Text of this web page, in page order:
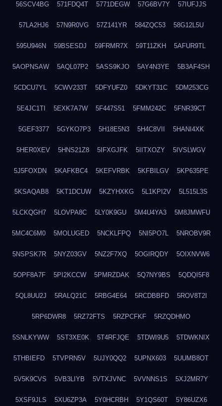
56SCV4BG 571FDQ4T 5771DEGW 57G6BV7Y 57IUFJJS
57LA2HJ6 57N9R0VG 57Z141YR 584ZQC53 58G12L5U
595U946N 59BSESDJ 59FRMR7X 59T11ZKH 5AFUR9TL
5AOPNSAW 5AQL07P2 5ASS9KJO 5AY4N3YE 5B3AF4SH
5CDCU7YL 5CWV233T 5DFYUFZ0 5DKYT31C 5DM253CG
5E4JC1TI 5EXK7A7W 5F447S51 5FMM242C 5FNR39CT
5GEF3377 5GYKO7P3 5H18E5N3 5H4C8VII 5HANI4XK
5HER0XEV 5HNS21Z8 5IFXGJFK 5IITXOZY 5IVSLWGV
5J5FOXDN 5KAFKBC4 5KEFVRBK 5KFBILGV 5KP635PE
5KSAQAB8 5KT1DCUW 5KZYHXKG 5L1KPI2V 5L515L3S
5LCKQGH7 5LOVPA8C 5LY0K9GU 5M4U4YA3 5M8JMWFU
5MC4C6M0 5MOLUGED 5NCKLFPQ 5NI5PO7L 5NROBV9R
5NSPSK7R 5NYZ03GV 5NZ2F7XQ 5OGIRQDY 5OIXNVW6
5OPF8A7F 5PI2KCCW 5PMRZDAK 5Q7NY9BS 5QDQI5F8
5QL8UU2J 5RALQ21C 5RBG4E64 5RCDBBFD 5ROV8T2I
5RP6DWR8 5RZ72FTS 5RZPCFKF 5RZQDHMO
5SNLKYWW 5ST3XE0K 5T4RFJQE 5TDWI9U5 5TDWKNIX
5THBIEFD 5TVPRN5V 5UJY0QQ2 5UPNX603 5UUMB8OT
5V5K9CVS 5VB3LIYB 5VTXJVNC 5VVNNS1S 5XJ2MR7Y
5XSF9JLS 5XU6ZP3A 5Y0HCRBH 5Y1QS60T 5Y86UZX6